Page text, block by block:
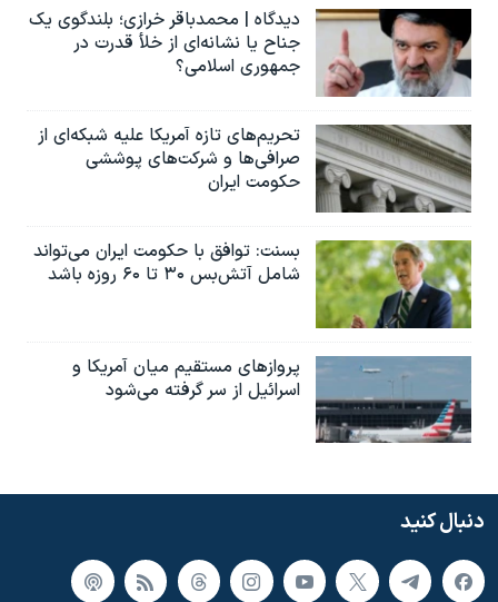
دیدگاه | محمدباقر خرازی؛ بلندگوی یک
جناح یا نشانه‌ای از خلأ قدرت در
جمهوری اسلامی؟
تحریم‌های تازه آمریکا علیه شبکه‌ای از
صرافی‌ها و شرکت‌های پوششی
حکومت ایران
بسنت: توافق با حکومت ایران می‌تواند
شامل آتش‌بس ۳۰ تا ۶۰ روزه باشد
پروازهای مستقیم میان آمریکا و
اسرائیل از سر گرفته می‌شود
دنبال کنید